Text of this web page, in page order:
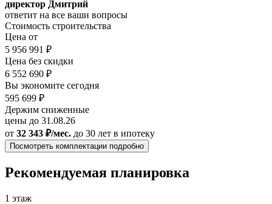
директор Дмитрий
ответит на все ваши вопросы
Стоимость строительства
Цена от
5 956 991 ₽
Цена без скидки
6 552 690 ₽
Вы экономите сегодня
595 699 ₽
Держим сниженные
цены до 31.08.26
от 32 343 ₽/мес. до 30 лет в ипотеку
Посмотреть комплектации подробно
Рекомендуемая планировка
1 этаж